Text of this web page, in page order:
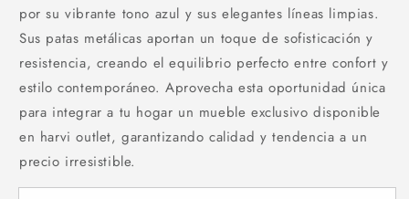
por su vibrante tono azul y sus elegantes líneas limpias.
Sus patas metálicas aportan un toque de sofisticación y
resistencia, creando el equilibrio perfecto entre confort y
estilo contemporáneo. Aprovecha esta oportunidad única
para integrar a tu hogar un mueble exclusivo disponible
en harvi outlet, garantizando calidad y tendencia a un
precio irresistible.